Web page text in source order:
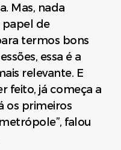
Mas, nada
papel de
termos bons
essa é a
relevante. E
feito, já começa a
os primeiros
falou